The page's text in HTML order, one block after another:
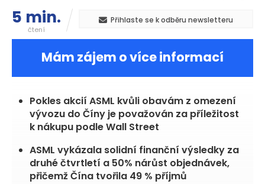
5 min.
čtení
Přihlaste se k odběru newsletteru
Mám zájem o více informací
Pokles akcií ASML kvůli obavám z omezení
vývozu do Číny je považován za příležitost
k nákupu podle Wall Street
ASML vykázala solidní finanční výsledky za
druhé čtvrtletí a 50% nárůst objednávek,
přičemž Čína tvořila 49 % příjmů